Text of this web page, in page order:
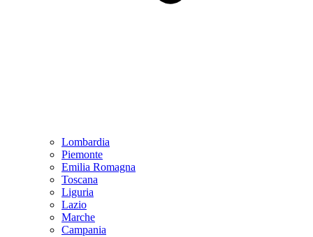
Lombardia
Piemonte
Emilia Romagna
Toscana
Liguria
Lazio
Marche
Campania